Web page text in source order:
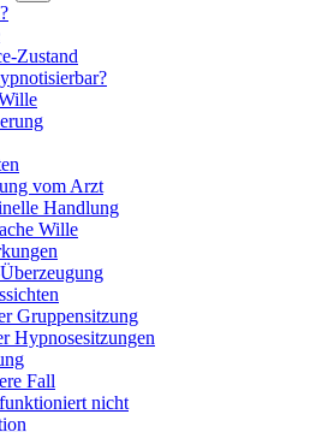
Zustand
vom Arzt
Handlung
Wille
Gruppensitzung
Hypnosesitzungen
Fall
nicht